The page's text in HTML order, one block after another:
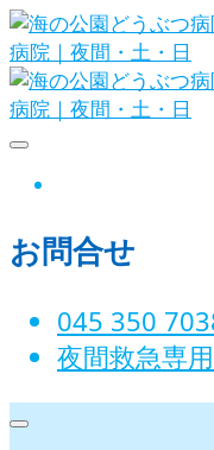
Skip
to
content
日
お問合せ
045 350
夜間救急専